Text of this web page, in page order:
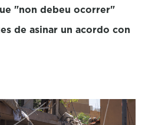
"non debeu ocorrer"
de asinar un acordo con